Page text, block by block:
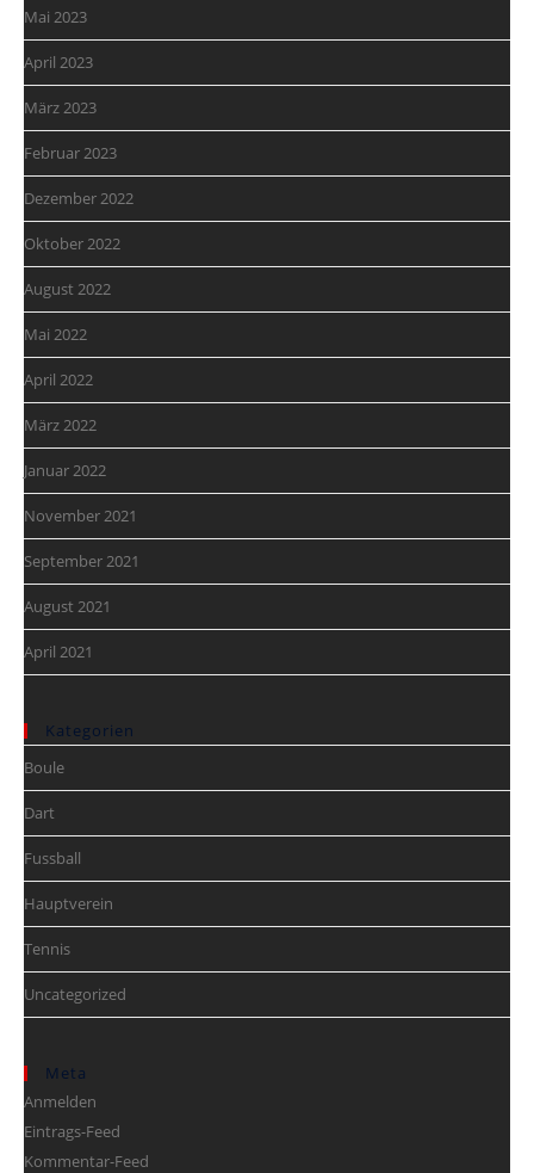
Mai 2023
April 2023
März 2023
Februar 2023
Dezember 2022
Oktober 2022
August 2022
Mai 2022
April 2022
März 2022
Januar 2022
November 2021
September 2021
August 2021
April 2021
Kategorien
Boule
Dart
Fussball
Hauptverein
Tennis
Uncategorized
Meta
Anmelden
Eintrags-Feed
Kommentar-Feed